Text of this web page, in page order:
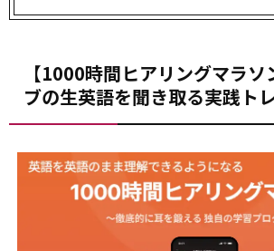
【1000時間ヒアリングマラソ
ブの生英語を聞き取る実践ト